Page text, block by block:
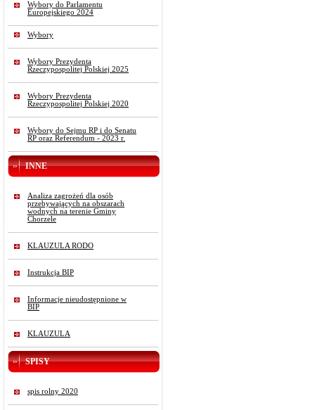
Wybory do Parlamentu
Europejskiego 2024
Wybory
Wybory Prezydenta
Rzeczypospolitej Polskiej 2025
Wybory Prezydenta
Rzeczypospolitej Polskiej 2020
Wybory do Sejmu RP i do Senatu
RP oraz Referendum - 2023 r.
INNE
Analiza zagrożeń dla osób
przebywających na obszarach
wodnych na terenie Gminy
Chorzele
KLAUZULA RODO
Instrukcja BIP
Informacje nieudostępnione w
BIP
KLAUZULA
SPISY
spis rolny 2020